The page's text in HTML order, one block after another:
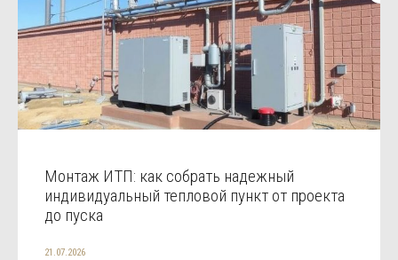
Монтаж ИТП: как собрать надежный
индивидуальный тепловой пункт от проекта
до пуска
21.07.2026